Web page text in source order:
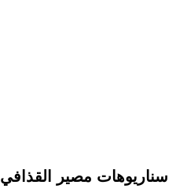
سناريوهات مصير القذافي